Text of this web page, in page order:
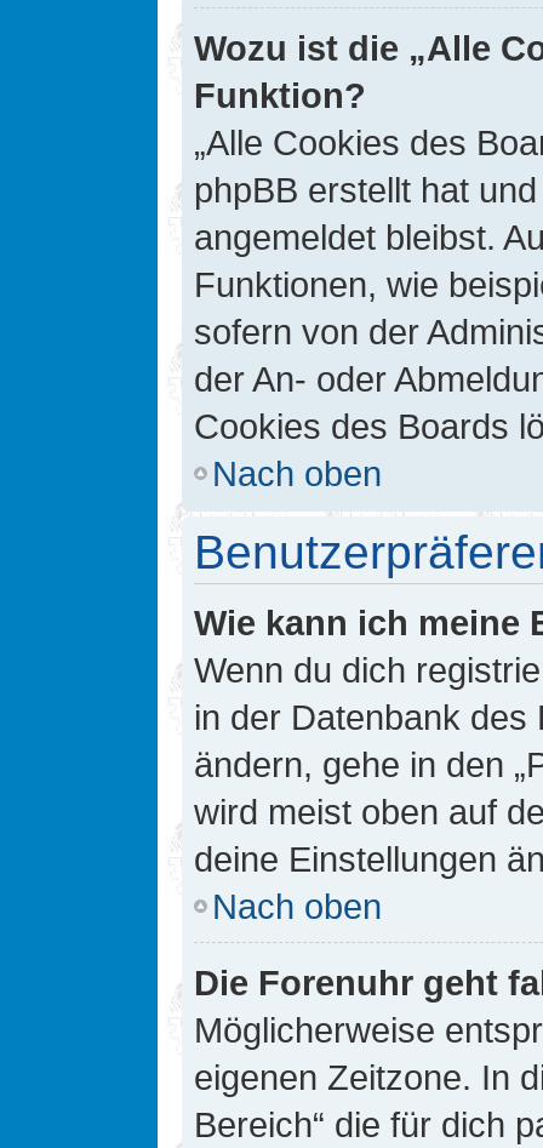
Wozu ist die „Alle
Funktion?
„Alle Cookies des
phpBB erstellt hat
angemeldet bleibst.
Funktionen, wie
sofern von der
der An- oder
Cookies des Boards
Nach oben
Wie kann ich meine
Wenn du dich
in der Datenbank
ändern, gehe in den
wird meist oben auf
deine Einstellungen
Nach oben
Die Forenuhr geht
Möglicherweise
eigenen Zeitzone. In
Bereich“ die für dich